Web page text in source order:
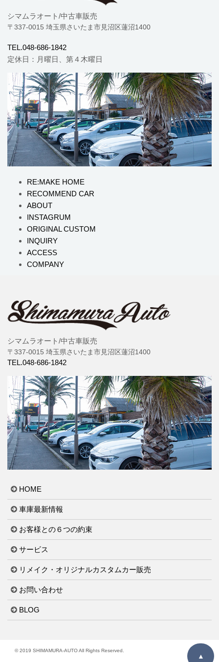
シマムラオート/中古車販売
〒337-0015 埼玉県さいたま市見沼区蓮沼1400
TEL.048-686-1842
定休日：月曜日、第４木曜日
RE:MAKE HOME
RECOMMEND CAR
ABOUT
INSTAGRUM
ORIGINAL CUSTOM
INQUIRY
ACCESS
COMPANY
シマムラオート/中古車販売
〒337-0015 埼玉県さいたま市見沼区蓮沼1400
TEL.048-686-1842
HOME
車庫最新情報
お客様との６つの約束
サービス
リメイク・オリジナルカスタムカー販売
お問い合わせ
BLOG
© 2019 SHIMAMURA-AUTO All Rights Reserved.
▲